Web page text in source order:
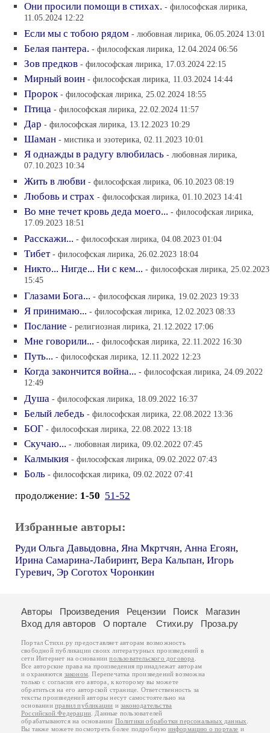
Они просили помощи в стихах. - философская лирика,
11.05.2024 12:22
Если мы с тобою рядом - любовная лирика, 06.05.2024 13:01
Белая пантера. - философская лирика, 12.04.2024 06:56
Зов предков - философская лирика, 17.03.2024 22:15
Мирный воин - философская лирика, 11.03.2024 14:44
Пророк - философская лирика, 25.02.2024 18:55
Птица - философская лирика, 22.02.2024 11:57
Дар - философская лирика, 13.12.2023 10:29
Шаман - мистика и эзотерика, 02.11.2023 10:01
Я однажды в радугу влюбилась - любовная лирика,
07.10.2023 10:34
Жить в любви - философская лирика, 06.10.2023 08:19
Любовь и страх - философская лирика, 01.10.2023 14:41
Во мне течет кровь деда моего... - философская лирика,
17.09.2023 18:51
Расскажи... - философская лирика, 04.08.2023 01:04
Тибет - философская лирика, 26.02.2023 18:04
Никто... Нигде... Ни с кем... - философская лирика, 25.02.2023
15:45
Глазами Бога... - философская лирика, 19.02.2023 19:33
Я принимаю... - философская лирика, 12.02.2023 08:33
Послание - религиозная лирика, 21.12.2022 17:06
Мне говорили... - философская лирика, 22.11.2022 16:30
Путь... - философская лирика, 12.11.2022 12:23
Когда закончится война... - философская лирика, 24.09.2022
12:49
Душа - философская лирика, 18.09.2022 16:37
Белый лебедь - философская лирика, 22.08.2022 13:36
БОГ - философская лирика, 22.08.2022 13:18
Скучаю... - любовная лирика, 09.02.2022 07:45
Калмыкия - философская лирика, 09.02.2022 07:43
Боль - философская лирика, 09.02.2022 07:41
продолжение: 1-50 51-52
Избранные авторы:
Руди Ольга Давыдовна, Яна Мкртчян, Анна Егоян,
Ирина Самарина-Лабиринт, Вера Кальпан, Игорь
Гуревич, Эр Соготох Чоронкин
Авторы Произведения Рецензии Поиск
Магазин
Вход для авторов
О портале Стихи.ру Проза.ру
Портал Стихи.ру предоставляет авторам возможность
свободной публикации своих литературных произведений в
сети Интернет на основаниипользовательского договора
Все авторские права на произведения принадлежат авторам
и охраняются законом . Перепечатка произведений возможна
только с согласия его автора, к которому вы можете
обратиться на его авторской странице. Ответственность за
тексты произведений авторы несут самостоятельно на
основанииправил публикации изаконодательства
Российской Федерации . Данные пользователей
обрабатываются на основании Политики обработки персональных данных
Вы также можете посмотреть более подробную информацию о портале и